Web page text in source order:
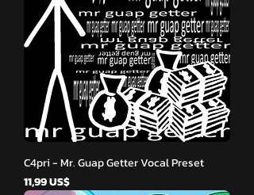
C4pri - Mr. Guap Getter Vocal Preset
Giá
11,99 US$